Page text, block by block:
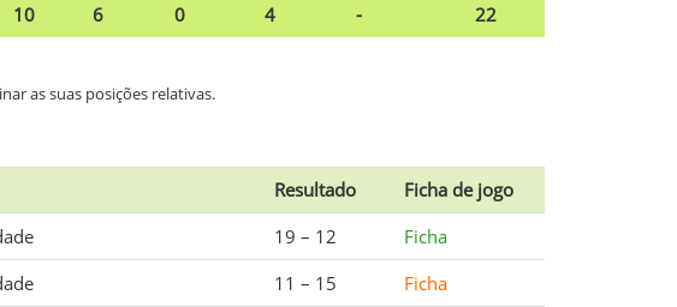
10 6 0 4 - 22
as suas posições relativas.
Resultado
Ficha de jogo
19 – 12
Ficha
11 – 15
Ficha